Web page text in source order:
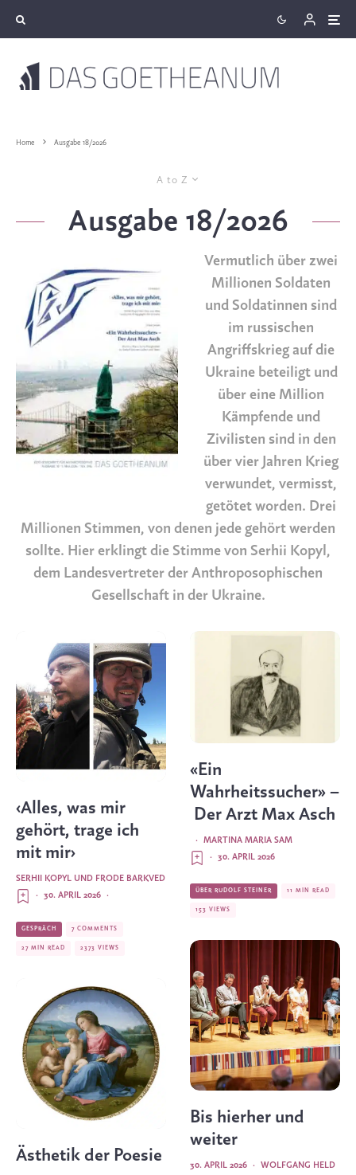
Home Ausgabe 18/2026
A to Z
Ausgabe 18/2026
Vermutlich über zwei
Millionen Soldaten
und Soldatinnen sind
im russischen
Angriffskrieg auf die
Ukraine beteiligt und
über eine Million
Kämpfende und
Zivilisten sind in den
über vier Jahren Krieg
verwundet, vermisst,
getötet worden. Drei
Millionen Stimmen, von denen jede gehört werden
sollte. Hier erklingt die Stimme von Serhii Kopyl,
dem Landesvertreter der Anthroposophischen
Gesellschaft in der Ukraine.
‹Alles, was mir
gehört, trage ich
mit mir›
SERHII KOPYL UND FRODE BARKVED
·
30. APRIL 2026
·
GESPRÄCH 7 COMMENTS
27 MIN READ 2373 VIEWS
Ästhetik der Poesie
«Ein
Wahrheitssucher» –
Der Arzt Max Asch
MARTINA MARIA SAM
·
30. APRIL 2026
·
ÜBER RUDOLF STEINER 11 MIN READ
153 VIEWS
Bis hierher und
weiter
WOLFGANG HELD
·
30. APRIL 2026